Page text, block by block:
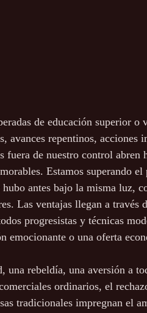
de educación superior o
avances repentinos,
fuera de nuestro control abren
Estamos superando
antes bajo la misma luz,
Las ventajas llegan a través
progresistas y técnicas
emocionante o una oferta
una rebeldía, una aversión a
ordinarios, el
tradicionales impregnan el